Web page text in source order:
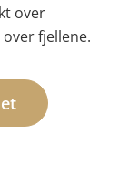
over
fjellene.